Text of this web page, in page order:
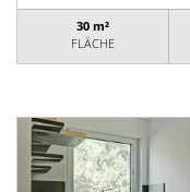
30 m²
FLÄCHE